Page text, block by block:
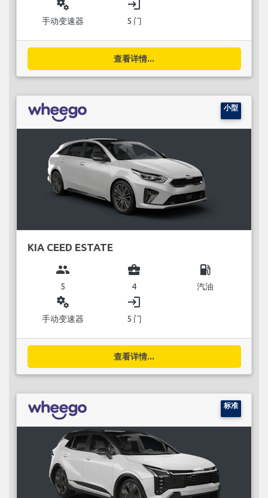
miscellaneous_services
手动变速器
login
5 门
查看详情...
小型
KIA CEED ESTATE
group
5
business_center
4
local_gas_station
汽油
miscellaneous_services
手动变速器
login
5 门
查看详情...
标准